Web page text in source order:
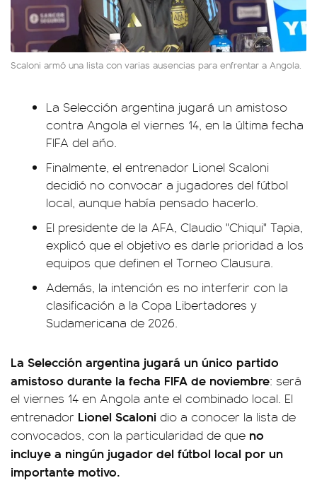
Scaloni armó una lista con varias ausencias para enfrentar a Angola.
La Selección argentina jugará un amistoso
contra Angola el viernes 14, en la última fecha
FIFA del año.
Finalmente, el entrenador Lionel Scaloni
decidió no convocar a jugadores del fútbol
local, aunque había pensado hacerlo.
El presidente de la AFA, Claudio "Chiqui" Tapia,
explicó que el objetivo es darle prioridad a los
equipos que definen el Torneo Clausura.
Además, la intención es no interferir con la
clasificación a la Copa Libertadores y
Sudamericana de 2026.
La Selección argentina jugará un único partido
amistoso durante la fecha FIFA de noviembre: será
el viernes 14 en Angola ante el combinado local. El
entrenador Lionel Scaloni dio a conocer la lista de
convocados, con la particularidad de que no
incluye a ningún jugador del fútbol local por un
importante motivo.